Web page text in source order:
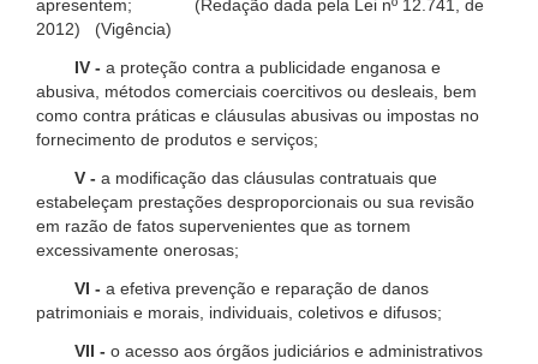
apresentem; (Redação dada pela Lei nº 12.741, de
2012) (Vigência)
IV - a proteção contra a publicidade enganosa e
abusiva, métodos comerciais coercitivos ou desleais, bem
como contra práticas e cláusulas abusivas ou impostas no
fornecimento de produtos e serviços;
V - a modificação das cláusulas contratuais que
estabeleçam prestações desproporcionais ou sua revisão
em razão de fatos supervenientes que as tornem
excessivamente onerosas;
VI - a efetiva prevenção e reparação de danos
patrimoniais e morais, individuais, coletivos e difusos;
VII - o acesso aos órgãos judiciários e administrativos